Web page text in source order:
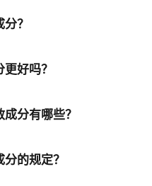
？
好吗？
分有哪些？
的规定？